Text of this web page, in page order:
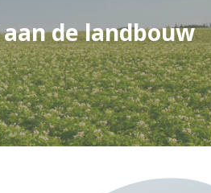
de landbouw